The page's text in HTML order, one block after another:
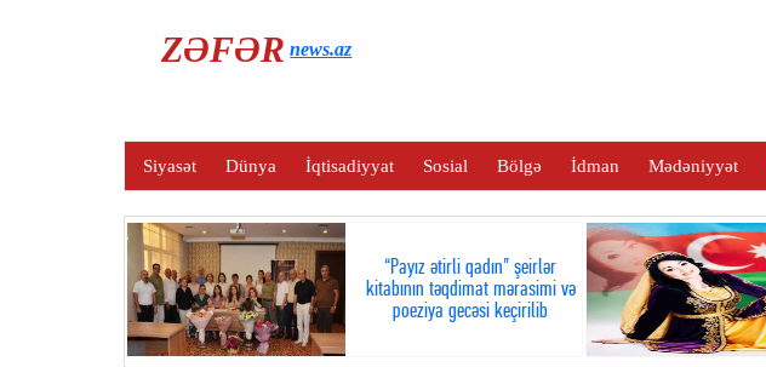
ZƏFƏRnews.az
Siyasət Dünya İqtisadiyyat Sosial Bölgə İdman Mədəniyyət
“Payız ətirli qadın” şeirlər
kitabının təqdimat mərasimi və
poeziya gecəsi keçirilib